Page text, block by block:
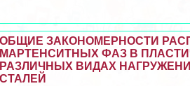
ОБЩИЕ ЗАКОНОМЕРНОСТИ
МАРТЕНСИТНЫХ ФАЗ В
РАЗЛИЧНЫХ ВИДАХ
СТАЛЕЙ